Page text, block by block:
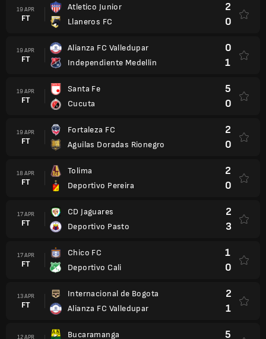
19 APR
FT
Atletico Junior
Llaneros FC
2
0
19 APR
FT
Alianza FC Valledupar
Independiente Medellin
0
1
19 APR
FT
Santa Fe
Cucuta
5
0
19 APR
FT
Fortaleza FC
Aguilas Doradas Rionegro
2
0
18 APR
FT
Tolima
Deportivo Pereira
2
0
17 APR
FT
CD Jaguares
Deportivo Pasto
2
3
17 APR
FT
Chico FC
Deportivo Cali
1
0
13 APR
FT
Internacional de Bogota
Alianza FC Valledupar
2
1
12 APR
Bucaramanga
5